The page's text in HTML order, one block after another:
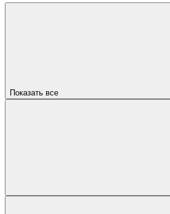
Показать все